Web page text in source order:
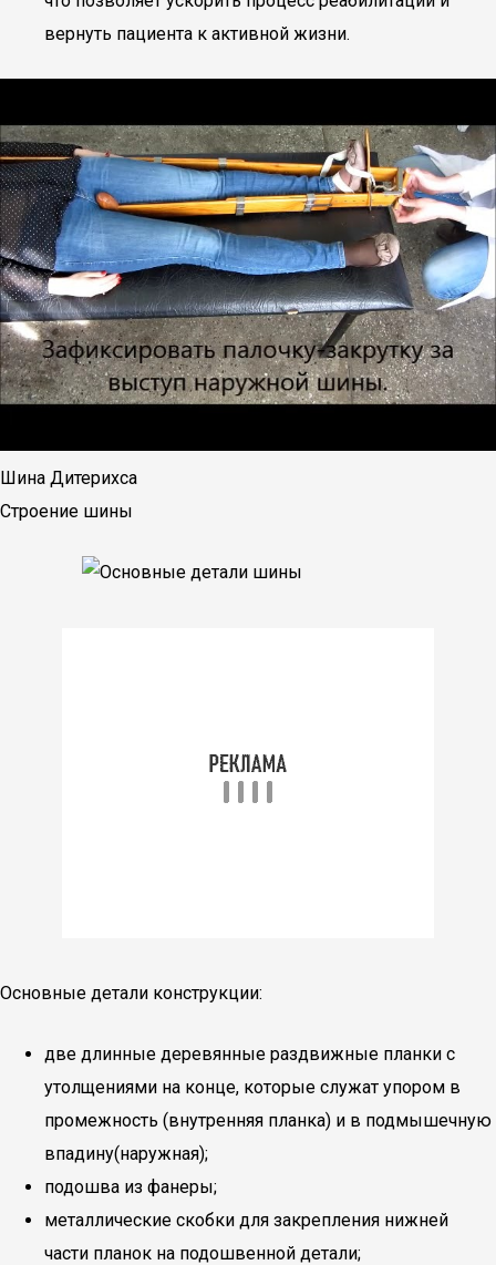
вернуть пациента к активной жизни.
Шина Дитерихса
Строение шины
Основные детали конструкции:
две длинные деревянные раздвижные планки с
утолщениями на конце, которые служат упором в
промежность (внутренняя планка) и в подмышечную
впадину(наружная);
подошва из фанеры;
металлические скобки для закрепления нижней
части планок на подошвенной детали;